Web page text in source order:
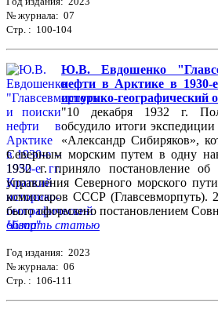
№ журнала: 07
Стр. : 100-104
Ю.В. Евдошенко
нефти в Арктике в 1930-
историко-географический
"10 декабря 1932 г.
обсудило итоги экспедиции
«Александр Сибиряков»,
Северным морским путем в одну
1932 г. приняло постановление об
управления Северного морского
комиссаров СССР (Главсевморпуть).
было оформлено постановлением
Читать статью
Год издания: 2023
№ журнала: 06
Стр. : 106-111